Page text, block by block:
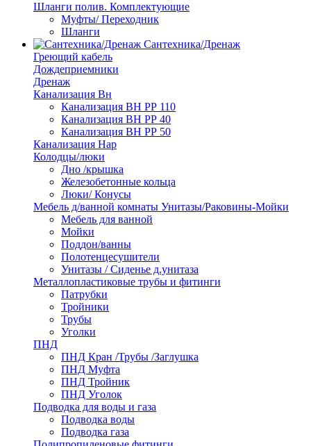
Шланги полив. Комплектующие
Муфты/ Переходник
Шланги
Сантехника/Дренаж
Греющий кабель
Дождеприемники
Дренаж
Канализация Вн
Канализация ВН РР 110
Канализация ВН РР 40
Канализация ВН РР 50
Канализация Нар
Колодцы/люки
Дно /крышка
Железобетонные кольца
Люки/ Конусы
Мебель д/ванной комнаты Унитазы/Раковины-Мойки
Мебель для ванной
Мойки
Поддон/ванны
Полотенцесушители
Унитазы / Сиденье д.унитаза
Металлопластиковые трубы и фитинги
Патрубки
Тройники
Трубы
Уголки
ПНД
ПНД Кран /Трубы /Заглушка
ПНД Муфта
ПНД Тройник
ПНД Уголок
Подводка для воды и газа
Подводка воды
Подводка газа